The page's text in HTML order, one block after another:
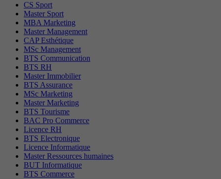
CS Sport
Master Sport
MBA Marketing
Master Management
CAP Esthétique
MSc Management
BTS Communication
BTS RH
Master Immobilier
BTS Assurance
MSc Marketing
Master Marketing
BTS Tourisme
BAC Pro Commerce
Licence RH
BTS Electronique
Licence Informatique
Master Ressources humaines
BUT Informatique
BTS Commerce